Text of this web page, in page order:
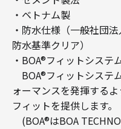
・ベトナム製
・防水仕様（一般社団
防水基準クリア）
・BOA®フィットシステ
BOA®フィットシステ
ォーマンスを発揮する
フィットを提供します。
(BOA®はBOA